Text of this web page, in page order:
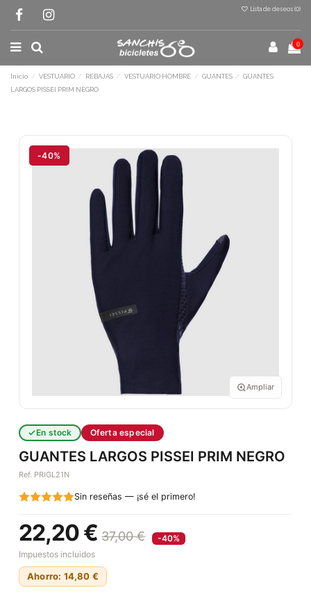
Lista de deseos (0)
0
Inicio VESTUARIO REBAJAS VESTUARIO HOMBRE GUANTES
GUANTES
LARGOS PISSEI PRIM NEGRO
-40%
Ampliar
En stock Oferta especial
GUANTES LARGOS PISSEI PRIM NEGRO
Ref. PRIGL21N
Sin reseñas — ¡sé el primero!
22,20 € 37,00 €
-40%
Impuestos incluidos
Ahorro: 14,80 €